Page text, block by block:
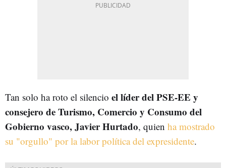
Tan solo ha roto el silencio el líder del PSE-EE y
consejero de Turismo, Comercio y Consumo del
Gobierno vasco, Javier Hurtado, quien ha mostrado
su "orgullo" por la labor política del expresidente.